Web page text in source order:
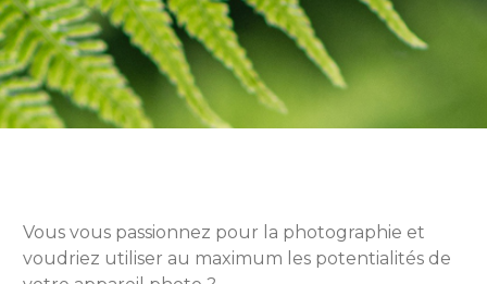
Vous vous passionnez pour la photographie et
voudriez utiliser au maximum les potentialités de